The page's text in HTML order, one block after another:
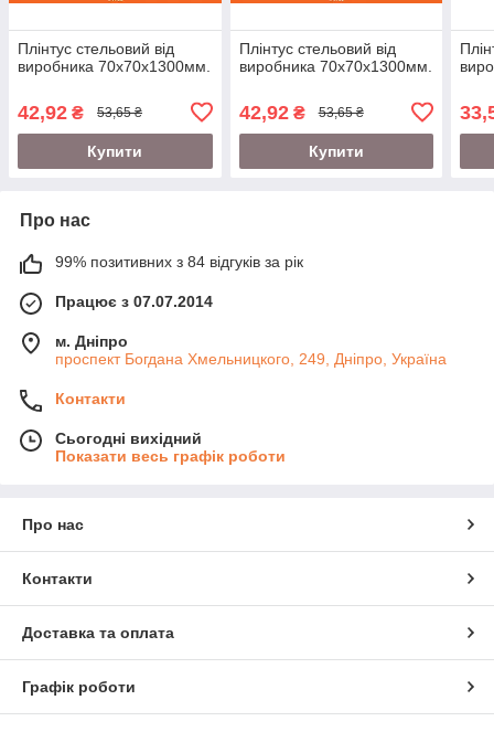
Плінтус стельовий від
виробника 70х70х1300мм.
42,92 ₴ 53,65 ₴
Купити
Плінтус стельовий від
виробника 70х70х1300мм.
42,92₴ 53,65 ₴
Купити
Про нас
99% позитивних з 84 відгуків за рік
Працює з 07.07.2014
м. Дніпро
проспект Богдана Хмельницкого, 249, Дніпро, Україна
Контакти
Сьогодні вихідний
Показати весь графік роботи
Про нас
Контакти
Доставка та оплата
Графік роботи